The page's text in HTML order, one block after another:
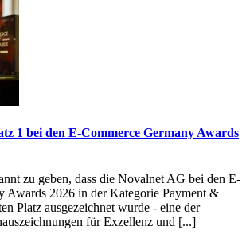
1 bei den E-Commerce Germany Awards
zu geben, dass die Novalnet AG bei den E-
Awards 2026 in der Kategorie Payment &
Platz ausgezeichnet wurde - eine der
für Exzellenz und [...]